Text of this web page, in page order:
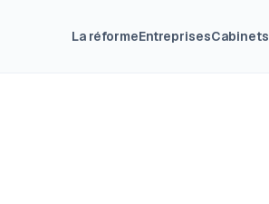
La réformeEntreprisesCabinets